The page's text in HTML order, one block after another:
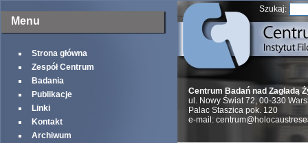
Menu
Strona główna
Zespół Centrum
Badania
Publikacje
Linki
Kontakt
Archiwum
Szukaj:
Centrum Badań nad Zagładą
ul. Nowy Świat 72, 00-330
Palac Staszica pok. 120
e-mail: